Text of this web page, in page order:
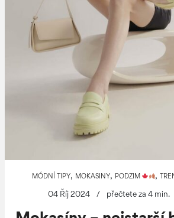
MÓDNÍ TIPY, MOKASINY, PODZIM ,
04 Říj 2024 / přečtete za 4 min.